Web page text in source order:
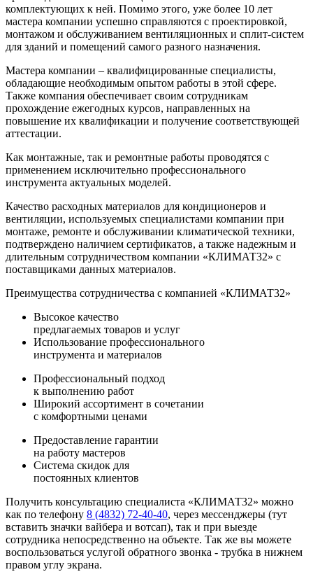
комплектующих к ней. Помимо этого, уже более 10 лет
мастера компании успешно справляются с проектировкой,
монтажом и обслуживанием вентиляционных и сплит-систем
для зданий и помещений самого разного назначения.
Мастера компании – квалифицированные специалисты,
обладающие необходимым опытом работы в этой сфере.
Также компания обеспечивает своим сотрудникам
прохождение ежегодных курсов, направленных на
повышение их квалификации и получение соответствующей
аттестации.
Как монтажные, так и ремонтные работы проводятся с
применением исключительно профессионального
инструмента актуальных моделей.
Качество расходных материалов для кондиционеров и
вентиляции, используемых специалистами компании при
монтаже, ремонте и обслуживании климатической техники,
подтверждено наличием сертификатов, а также надежным и
длительным сотрудничеством компании «КЛИМАТ32» с
поставщиками данных материалов.
Преимущества сотрудничества с компанией «КЛИМАТ32»
Высокое качество
предлагаемых товаров и услуг
Использование профессионального
инструмента и материалов
Профессиональный подход
к выполнению работ
Широкий ассортимент в сочетании
с комфортными ценами
Предоставление гарантии
на работу мастеров
Система скидок для
постоянных клиентов
Получить консультацию специалиста «КЛИМАТ32» можно
как по телефону 8 (4832) 72-40-40, через мессенджеры (тут
вставить значки вайбера и вотсап), так и при выезде
сотрудника непосредственно на объекте. Так же вы можете
воспользоваться услугой обратного звонка - трубка в нижнем
правом углу экрана.